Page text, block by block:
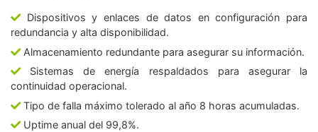
Dispositivos y enlaces de datos en configuración para
redundancia y alta disponibilidad.
Almacenamiento redundante para asegurar su información.
Sistemas de energía respaldados para asegurar la
continuidad operacional.
Tipo de falla máximo tolerado al año 8 horas acumuladas.
Uptime anual del 99,8%.